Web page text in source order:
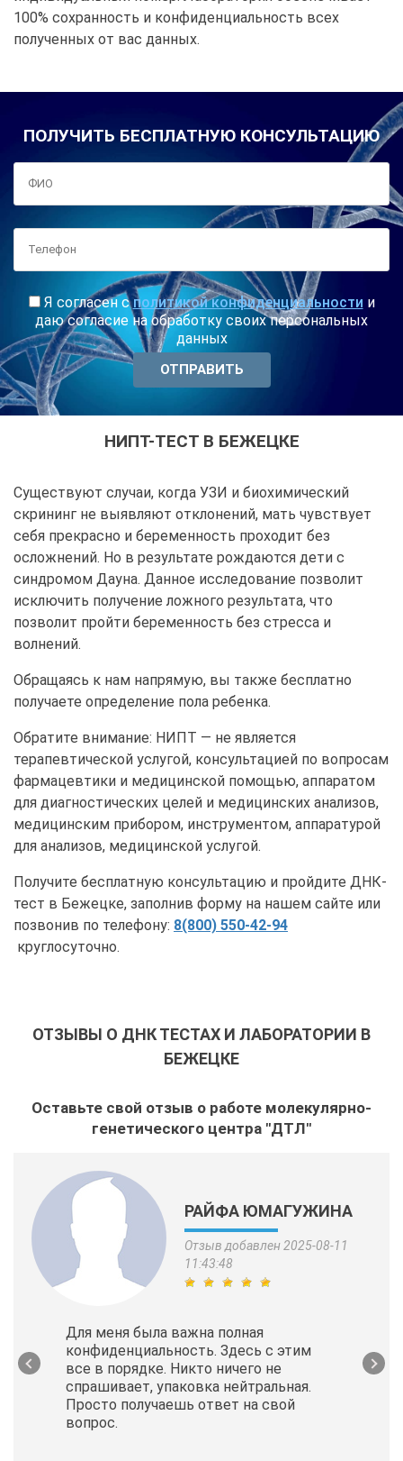
100% сохранность и конфиденциальность всех
полученных от вас данных.
ПОЛУЧИТЬ БЕСПЛАТНУЮ КОНСУЛЬТАЦИЮ
Я согласен сполитикой конфиденциальности и
даю согласие на обработку своих персональных
данных
НИПТ-ТЕСТ В БЕЖЕЦКЕ
Существуют случаи, когда УЗИ и биохимический
скрининг не выявляют отклонений, мать чувствует
себя прекрасно и беременность проходит без
осложнений. Но в результате рождаются дети с
синдромом Дауна. Данное исследование позволит
исключить получение ложного результата, что
позволит пройти беременность без стресса и
волнений.
Обращаясь к нам напрямую, вы также бесплатно
получаете определение пола ребенка.
Обратите внимание: НИПТ — не является
терапевтической услугой, консультацией по вопросам
фармацевтики и медицинской помощью, аппаратом
для диагностических целей и медицинских анализов,
медицинским прибором, инструментом, аппаратурой
для анализов, медицинской услугой.
Получите бесплатную консультацию и пройдите ДНК-
тест в Бежецке, заполнив форму на нашем сайте или
позвонив по телефону: 8(800) 550-42-94
круглосуточно.
ОТЗЫВЫ О ДНК ТЕСТАХ И ЛАБОРАТОРИИ В
БЕЖЕЦКЕ
Оставьте свой отзыв о работе молекулярно-
генетического центра "ДТЛ"
РАЙФА ЮМАГУЖИНА
Отзыв добавлен 2025-08-11
11:43:48
Для меня была важна полная
конфиденциальность. Здесь с этим
все в порядке. Никто ничего не
спрашивает, упаковка нейтральная.
Просто получаешь ответ на свой
вопрос.